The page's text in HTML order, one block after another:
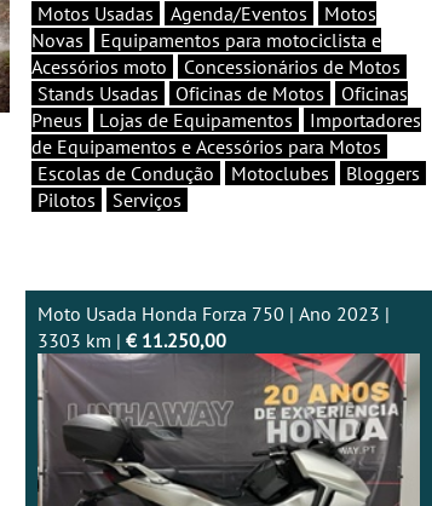
Motos Usadas Agenda/Eventos
Motos
Novas
Equipamentos para motociclista e
Acessórios moto
Concessionários de Motos
Stands Usadas
Oficinas de Motos
Oficinas
Pneus
Lojas de Equipamentos
Importadores
de Equipamentos e Acessórios para Motos
Escolas de Condução
Motoclubes
Bloggers
Pilotos
Serviços
Moto Usada Honda Forza 750 | Ano 2023 |
3303 km | € 11.250,00